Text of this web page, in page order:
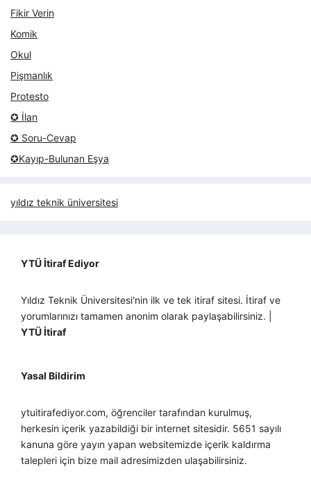
Fikir Verin
Komik
Okul
Pişmanlık
Protesto
✪ İlan
✪ Soru-Cevap
✪Kayıp-Bulunan Eşya
yıldız teknik üniversitesi
YTÜ İtiraf Ediyor
Yıldız Teknik Üniversitesi'nin ilk ve tek itiraf sitesi. İtiraf ve
yorumlarınızı tamamen anonim olarak paylaşabilirsiniz. |
YTÜ İtiraf
Yasal Bildirim
ytuitirafediyor.com, öğrenciler tarafından kurulmuş,
herkesin içerik yazabildiği bir internet sitesidir. 5651 sayılı
kanuna göre yayın yapan websitemizde içerik kaldırma
talepleri için bize mail adresimizden ulaşabilirsiniz.